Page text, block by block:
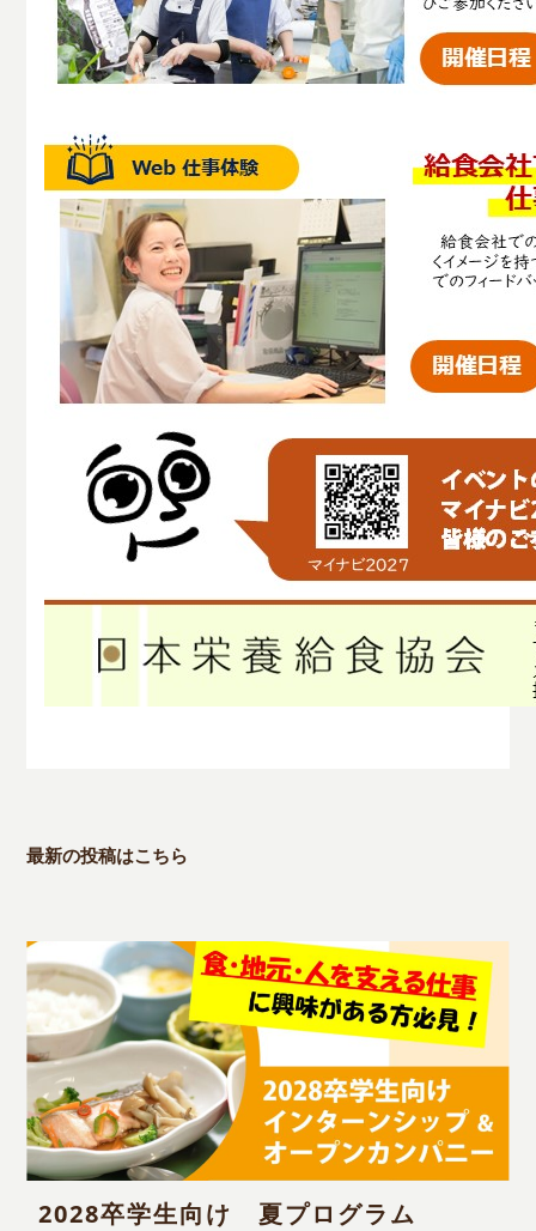
最新の投稿はこちら
2028卒学生向け 夏プログラム